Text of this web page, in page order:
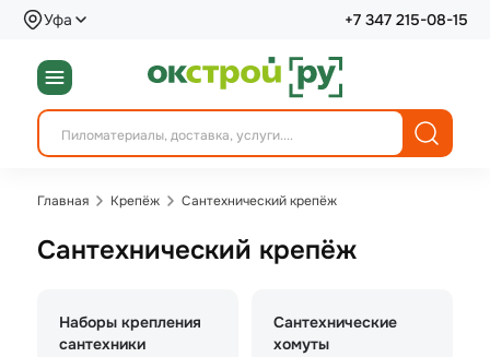
Уфа +7 347 215-08-15
Главная Крепёж Сантехнический крепёж
Сантехнический крепёж
Наборы крепления
сантехники
Сантехнические
хомуты